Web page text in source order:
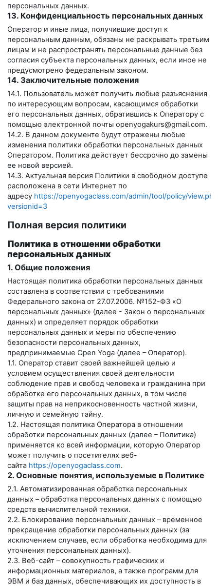
персональных данных.
13. Конфиденциальность персональных данных
Оператор и иные лица, получившие доступ к
персональным данным, обязаны не раскрывать третьим
лицам и не распространять персональные данные без
согласия субъекта персональных данных, если иное не
предусмотрено федеральным законом.
14. Заключительные положения
14.1. Пользователь может получить любые разъяснения
по интересующим вопросам, касающимся обработки
его персональных данных, обратившись к Оператору с
помощью электронной почты openyogakurs@gmail.com.
14.2. В данном документе будут отражены любые
изменения политики обработки персональных данных
Оператором. Политика действует бессрочно до замены
ее новой версией.
14.3. Актуальная версия Политики в свободном доступе
расположена в сети Интернет по
адресу https://openyogaclass.com/admin/tool/policy/
versionid=3
Полная версия политики
Политика в отношении обработки
персональных данных
1. Общие положения
Настоящая политика обработки персональных данных
составлена в соответствии с требованиями
Федерального закона от 27.07.2006. №152-ФЗ «О
персональных данных» (далее - Закон о персональных
данных) и определяет порядок обработки
персональных данных и меры по обеспечению
безопасности персональных данных,
предпринимаемые Open Yoga (далее – Оператор).
1.1. Оператор ставит своей важнейшей целью и
условием осуществления своей деятельности
соблюдение прав и свобод человека и гражданина при
обработке его персональных данных, в том числе
защиты прав на неприкосновенность частной жизни,
личную и семейную тайну.
1.2. Настоящая политика Оператора в отношении
обработки персональных данных (далее – Политика)
применяется ко всей информации, которую Оператор
может получить о посетителях веб-
сайта https://openyogaclass.com.
2. Основные понятия, используемые в Политике
2.1. Автоматизированная обработка персональных
данных – обработка персональных данных с помощью
средств вычислительной техники.
2.2. Блокирование персональных данных – временное
прекращение обработки персональных данных (за
исключением случаев, если обработка необходима для
уточнения персональных данных).
2.3. Веб-сайт – совокупность графических и
информационных материалов, а также программ для
ЭВМ и баз данных, обеспечивающих их доступность в